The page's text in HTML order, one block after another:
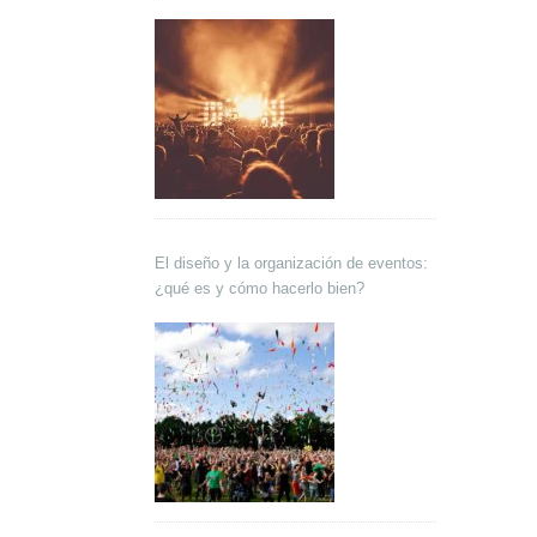
El diseño y la organización de eventos:
¿qué es y cómo hacerlo bien?